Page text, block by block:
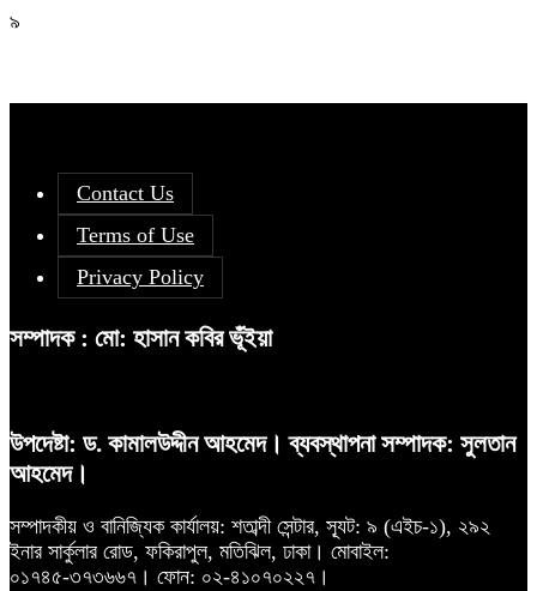
৯
Contact Us
Terms of Use
Privacy Policy
সম্পাদক : মো: হাসান কবির ভূঁইয়া
উপদেষ্টা: ড. কামালউদ্দীন আহমেদ। ব্যবস্থাপনা সম্পাদক: সুলতান
আহমেদ।
সম্পাদকীয় ও বানিজ্যিক কার্যালয়: শতাব্দী সেন্টার, স্যূট: ৯ (এইচ-১), ২৯২
ইনার সার্কুলার রোড, ফকিরাপুল, মতিঝিল, ঢাকা। মোবাইল:
০১৭৪৫-৩৭৩৬৬৭। ফোন: ০২-৪১০৭০২২৭।